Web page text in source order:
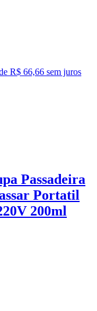
R$ 66,66 sem juros
Passadeira
Portatil
200ml